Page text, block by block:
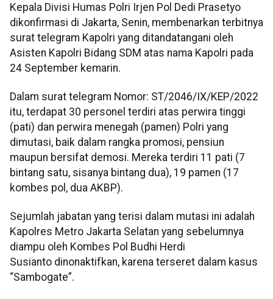
Kepala Divisi Humas Polri Irjen Pol Dedi Prasetyo
dikonfirmasi di Jakarta, Senin, membenarkan terbitnya
surat telegram Kapolri yang ditandatangani oleh
Asisten Kapolri Bidang SDM atas nama Kapolri pada
24 September kemarin.
Dalam surat telegram Nomor: ST/2046/IX/KEP/2022
itu, terdapat 30 personel terdiri atas perwira tinggi
(pati) dan perwira menegah (pamen) Polri yang
dimutasi, baik dalam rangka promosi, pensiun
maupun bersifat demosi. Mereka terdiri 11 pati (7
bintang satu, sisanya bintang dua), 19 pamen (17
kombes pol, dua AKBP).
Sejumlah jabatan yang terisi dalam mutasi ini adalah
Kapolres Metro Jakarta Selatan yang sebelumnya
diampu oleh Kombes Pol Budhi Herdi
Susianto dinonaktifkan, karena terseret dalam kasus
“Sambogate”.